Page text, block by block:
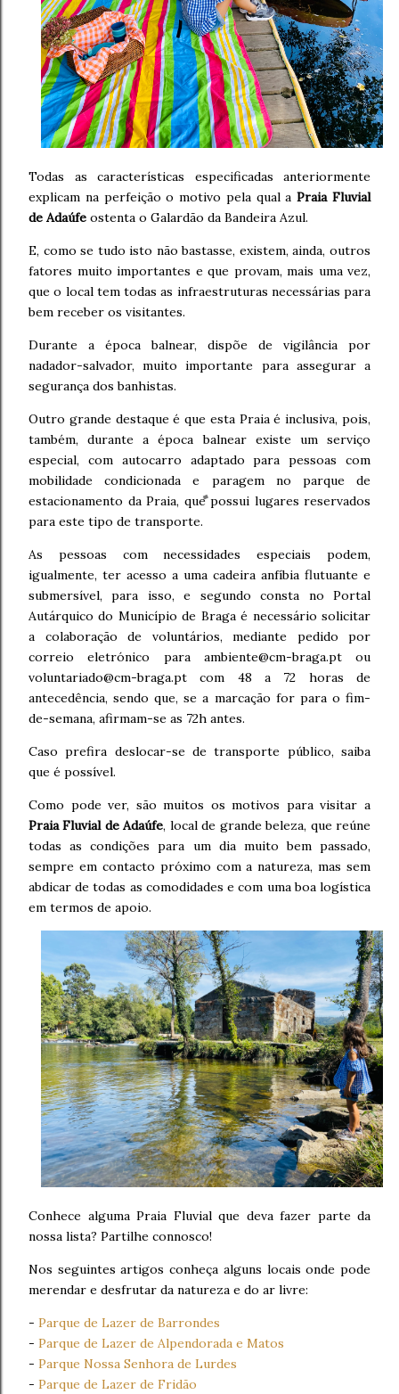
Todas as características especificadas anteriormente
explicam na perfeição o motivo pela qual aPraia Fluvial
de Adaúfe ostenta o Galardão da Bandeira Azul.
E, como se tudo isto não bastasse, existem, ainda, outros
fatores muito importantes e que provam, mais uma vez,
que o local tem todas as infraestruturas necessárias para
bem receber os visitantes.
Durante a época balnear, dispõe de vigilância por
nadador-salvador, muito importante para assegurar a
segurança dos banhistas.
Outro grande destaque é que esta Praia é inclusiva, pois,
também, durante a época balnear existe um serviço
especial, com autocarro adaptado para pessoas com
mobilidade condicionada e paragem no parque de
estacionamento da Praia, que possui lugares reservados
para este tipo de transporte.
As pessoas com necessidades especiais podem,
igualmente, ter acesso a uma cadeira anfíbia flutuante e
submersível, para isso, e segundo consta no Portal
Autárquico do Município de Braga é necessário solicitar
a colaboração de voluntários, mediante pedido por
correio eletrónico para ambiente@cm-braga.pt ou
voluntariado@cm-braga.pt com 48 a 72 horas de
antecedência, sendo que, se a marcação for para o fim-
de-semana, afirmam-se as 72h antes.
Caso prefira deslocar-se de transporte público, saiba
que é possível.
Como pode ver, são muitos os motivos para visitar a
Praia Fluvial de Adaúfe, local de grande beleza, que reúne
todas as condições para um dia muito bem passado,
sempre em contacto próximo com a natureza, mas sem
abdicar de todas as comodidades e com uma boa logística
em termos de apoio.
Conhece alguma Praia Fluvial que deva fazer parte da
nossa lista? Partilhe connosco!
Nos seguintes artigos conheça alguns locais onde pode
merendar e desfrutar da natureza e do ar livre:
- Parque de Lazer de Barrondes
- Parque de Lazer de Alpendorada e Matos
- Parque Nossa Senhora de Lurdes
- Parque de Lazer de Fridão